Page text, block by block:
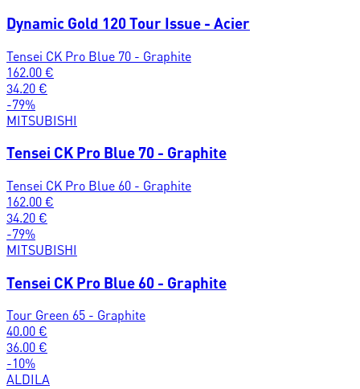
Dynamic Gold 120 Tour Issue - Acier
Tensei CK Pro Blue 70 - Graphite
162.00 €
34.20 €
-79%
MITSUBISHI
Tensei CK Pro Blue 70 - Graphite
Tensei CK Pro Blue 60 - Graphite
162.00 €
34.20 €
-79%
MITSUBISHI
Tensei CK Pro Blue 60 - Graphite
Tour Green 65 - Graphite
40.00 €
36.00 €
-10%
ALDILA